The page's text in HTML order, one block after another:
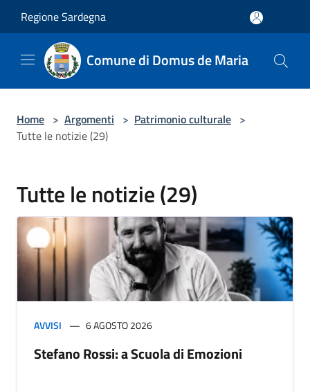
Regione Sardegna
Comune di Domus de Maria
Home > Argomenti > Patrimonio culturale >
Tutte le notizie (29)
Tutte le notizie (29)
AVVISI 6 AGOSTO 2026
Stefano Rossi: a Scuola di Emozioni